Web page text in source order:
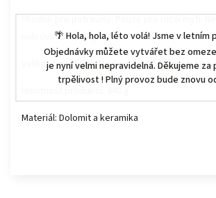
🌴 Hola, hola, léto volá! Jsme v letním
Objednávky můžete vytvářet bez
je nyní velmi nepravidelná. Děkujeme za
trpělivost ! Plný provoz bude znovu
mikrovlnné trouby.
Velikost produktu:V 17 cm x Š 10,5 cm x H 10,5
Materiál: Dolomit a keramika